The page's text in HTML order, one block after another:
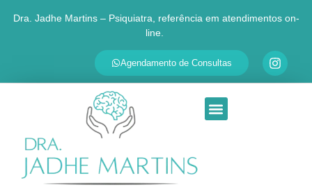
Agende sua consulta
Respondemos em até 30 minutos
QUAL É O SEU PRINCIPAL MOTIVO?
Dra. Jadhe Martins – Psiquiatra, referência em atendimentos on-
line.
Agendamento de Consultas